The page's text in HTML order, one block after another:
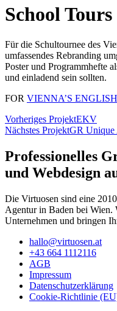
School Tours
Für die Schultournee des
umfassendes Rebranding
Poster und Programmhefte
und einladend sein sollten.
FOR VIENNA’S
Vorheriges ProjektEKV
Nächstes ProjektGR Unique
Professionelles
und Webdesign
Die Virtuosen sind eine
Agentur in Baden bei Wien.
Unternehmen und bringen
hallo@virtuosen.at
+43 664 1112116
AGB
Impressum
Datenschutzerklärung
Cookie-Richtlinie